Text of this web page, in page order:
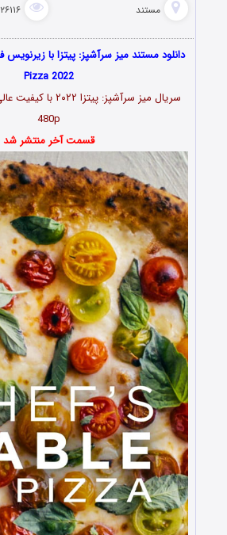
مستند ۲۶۱۱۶ بازدید
Pizza 2022
480p
قسمت آخر منتشر شد